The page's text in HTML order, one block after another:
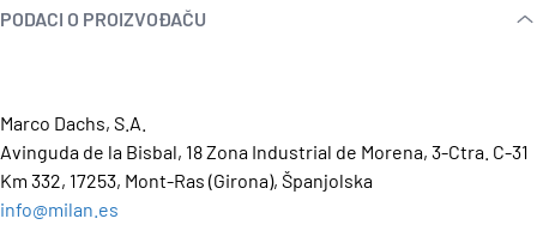
PODACI O PROIZVOĐAČU
Marco Dachs, S.A.
Avinguda de la Bisbal, 18 Zona Industrial de Morena, 3-Ctra. C-31
Km 332, 17253, Mont-Ras (Girona), Španjolska
info@milan.es